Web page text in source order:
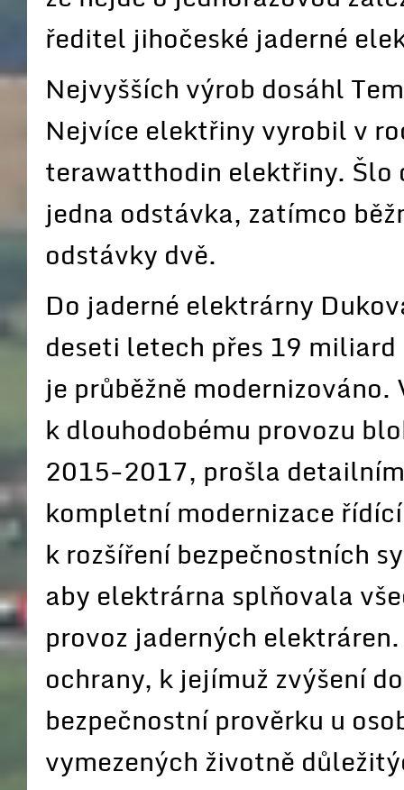
ředitel jihočeské jaderné
Nejvyšších výrob dosáhl
Nejvíce elektřiny vyrobil v
terawatthodin elektřiny. Šlo
jedna odstávka, zatímco
odstávky dvě.
Do jaderné elektrárny
deseti letech přes 19
je průběžně
k dlouhodobému provozu
2015-2017, prošla
kompletní modernizace
k rozšíření bezpečnostních
aby elektrárna splňovala
provoz jaderných
ochrany, k jejímuž zvýšení
bezpečnostní prověrku u
vymezených životně